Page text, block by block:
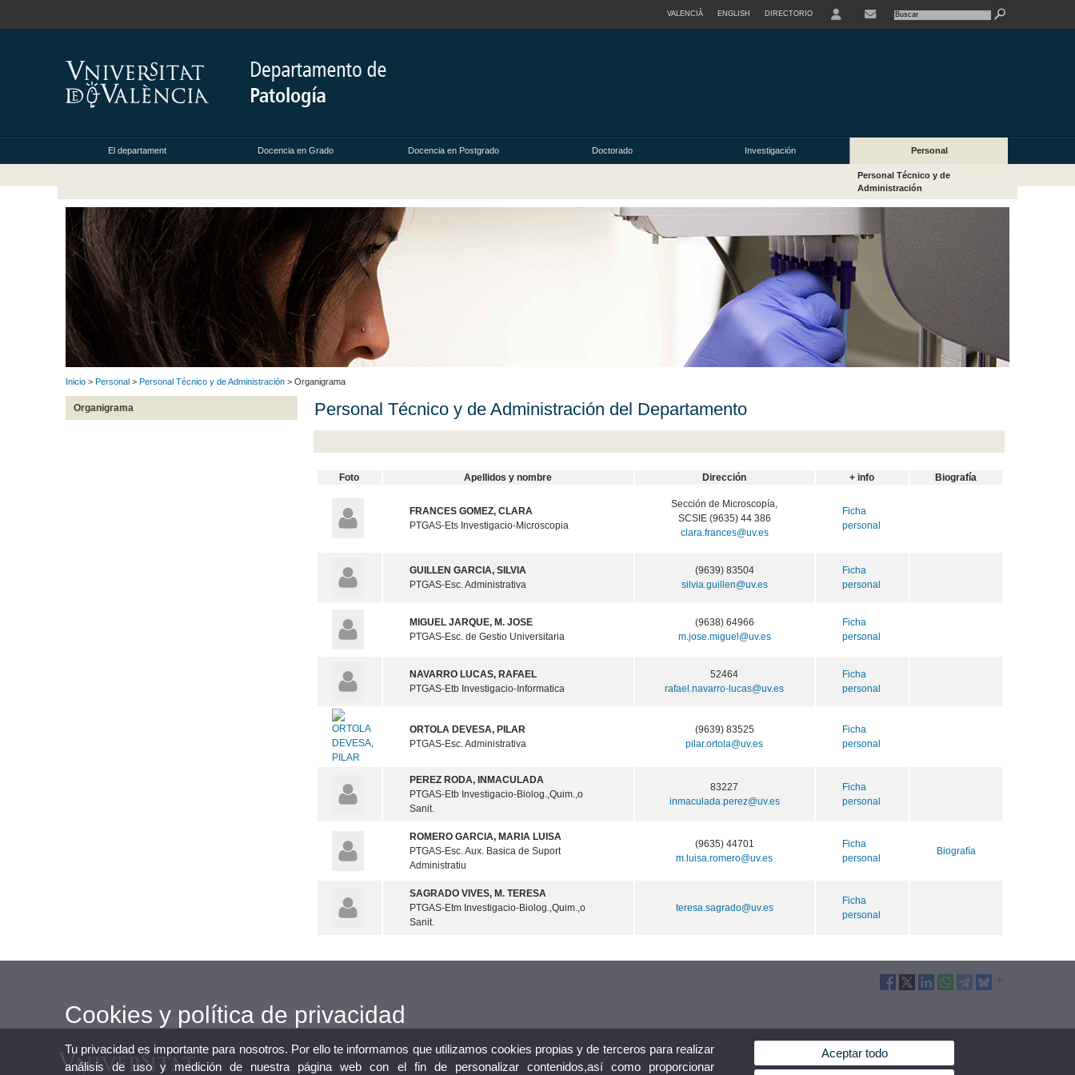
VALENCIÀ ENGLISH DIRECTORIO
El departament Docencia en Grado Docencia en Postgrado Doctorado Investigación Personal
Personal Técnico y de
Administración
Inicio > Personal > Personal Técnico y de Administración > Organigrama
Organigrama Personal Técnico y de Administración del Departamento
Foto Apellidos y nombre Dirección + info Biografía
FRANCES GOMEZ, CLARA
PTGAS-Ets Investigacio-Microscopia
Sección de Microscopía,
SCSIE (9635) 44 386
clara.frances@uv.es
Ficha
personal
GUILLEN GARCIA, SILVIA
PTGAS-Esc. Administrativa
(9639) 83504
silvia.guillen@uv.es
Ficha
personal
MIGUEL JARQUE, M. JOSE
PTGAS-Esc. de Gestio Universitaria
(9638) 64966
m.jose.miguel@uv.es
Ficha
personal
NAVARRO LUCAS, RAFAEL
PTGAS-Etb Investigacio-Informatica
52464
rafael.navarro-lucas@uv.es
Ficha
personal
ORTOLA DEVESA, PILAR
PTGAS-Esc. Administrativa
(9639) 83525
pilar.ortola@uv.es
Ficha
personal
PEREZ RODA, INMACULADA
PTGAS-Etb Investigacio-Biolog.,Quim.,o
Sanit.
83227
inmaculada.perez@uv.es
Ficha
personal
ROMERO GARCIA, MARIA LUISA
PTGAS-Esc. Aux. Basica de Suport
Administratiu
(9635) 44701
m.luisa.romero@uv.es
Ficha
personal
Biografía
SAGRADO VIVES, M. TERESA
PTGAS-Etm Investigacio-Biolog.,Quim.,o
Sanit.
teresa.sagrado@uv.es
Ficha
personal
Cookies y política de privacidad
Tu privacidad es importante para nosotros. Por ello te informamos que utilizamos cookies propias y de terceros para realizar
análisis de uso y medición de nuestra página web con el fin de personalizar contenidos,así como proporcionar
Aceptar todo